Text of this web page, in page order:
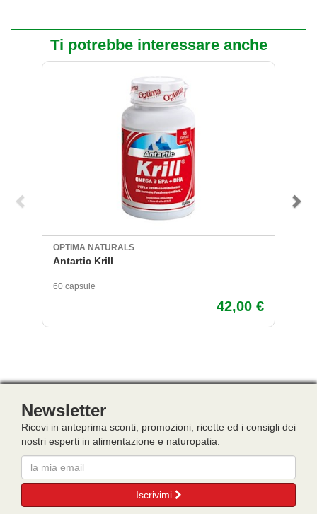
Ti potrebbe interessare anche
OPTIMA NATURALS
Antartic Krill
60 capsule
42,00 €
Newsletter
Ricevi in anteprima sconti, promozioni, ricette ed i consigli dei
nostri esperti in alimentazione e naturopatia.
Email
Iscrivimi